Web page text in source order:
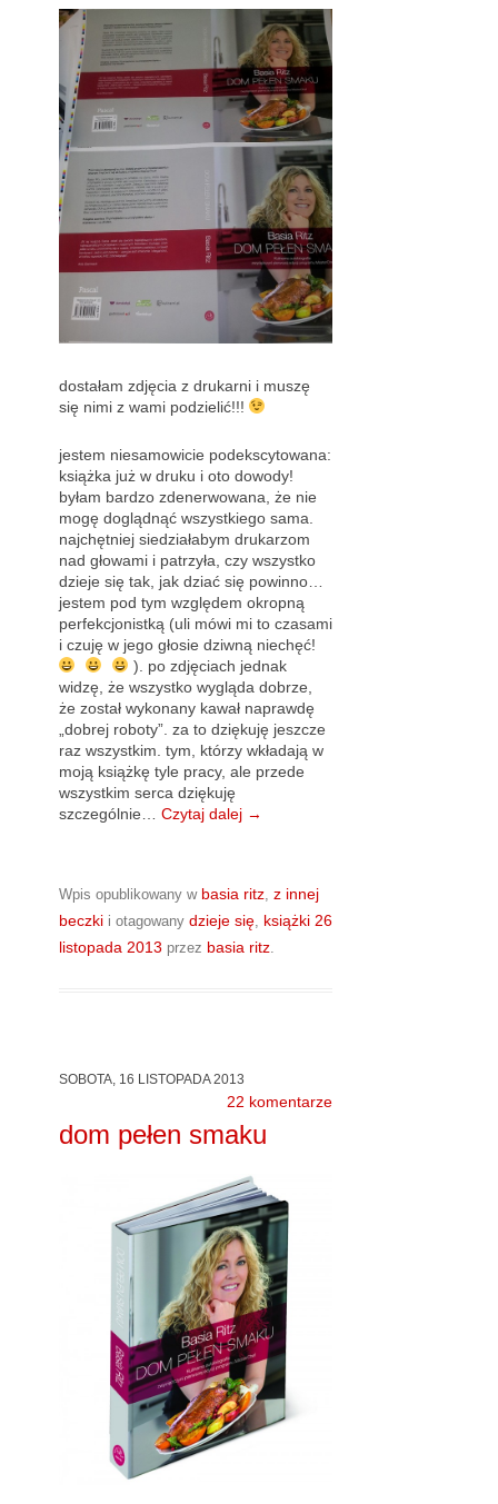
dostałam zdjęcia z drukarni i muszę
się nimi z wami podzielić!!!
jestem niesamowicie podekscytowana:
książka już w druku i oto dowody!
byłam bardzo zdenerwowana, że nie
mogę doglądnąć wszystkiego sama.
najchętniej siedziałabym drukarzom
nad głowami i patrzyła, czy wszystko
dzieje się tak, jak dziać się powinno…
jestem pod tym względem okropną
perfekcjonistką (uli mówi mi to czasami
i czuję w jego głosie dziwną niechęć!
). po zdjęciach jednak
widzę, że wszystko wygląda dobrze,
że został wykonany kawał naprawdę
„dobrej roboty”. za to dziękuję jeszcze
raz wszystkim. tym, którzy wkładają w
moją książkę tyle pracy, ale przede
wszystkim serca dziękuję
szczególnie… Czytaj dalej →
Wpis opublikowany w basia ritz, z innej
beczkii otagowany dzieje się, książki 26
listopada 2013 przez basia ritz.
SOBOTA, 16 LISTOPADA 2013
22 komentarze
dom pełen smaku